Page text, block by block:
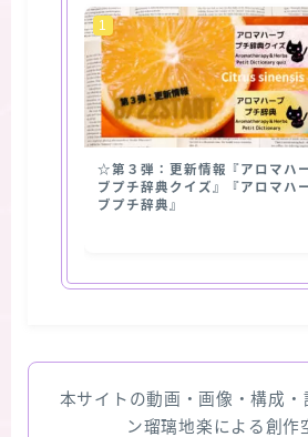
☆第３弾：更新情報『アロマハ
ブプチ辞典クイズ』『アロマハ
ブプチ辞典』
本サイトの動画・画像・構成・
ン瑠璃地楽による創作